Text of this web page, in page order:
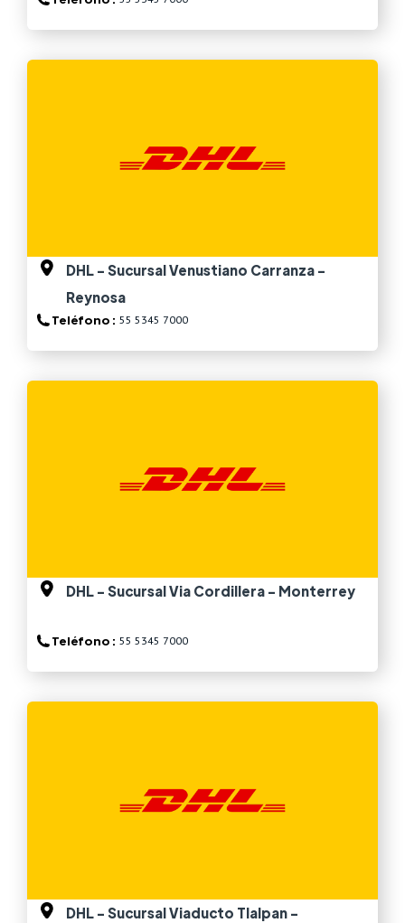
DHL - Sucursal Venustiano Carranza -
Reynosa
Teléfono : 55 5345 7000
DHL - Sucursal Via Cordillera - Monterrey
Teléfono : 55 5345 7000
DHL - Sucursal Viaducto Tlalpan -